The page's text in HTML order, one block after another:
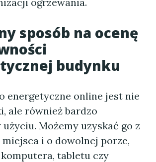
sposób na ocenę
budynku
energetyczne online jest nie
ale również bardzo
Możemy uzyskać go z
i o dowolnej porze,
tabletu czy